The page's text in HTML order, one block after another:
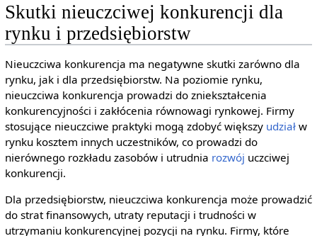
Skutki nieuczciwej konkurencji dla
rynku i przedsiębiorstw
Nieuczciwa konkurencja ma negatywne skutki zarówno dla
rynku, jak i dla przedsiębiorstw. Na poziomie rynku,
nieuczciwa konkurencja prowadzi do zniekształcenia
konkurencyjności i zakłócenia równowagi rynkowej. Firmy
stosujące nieuczciwe praktyki mogą zdobyć większy udziałw
rynku kosztem innych uczestników, co prowadzi do
nierównego rozkładu zasobów i utrudnia rozwój uczciwej
konkurencji.
Dla przedsiębiorstw, nieuczciwa konkurencja może prowadzić
do strat finansowych, utraty reputacji i trudności w
utrzymaniu konkurencyjnej pozycji na rynku. Firmy, które